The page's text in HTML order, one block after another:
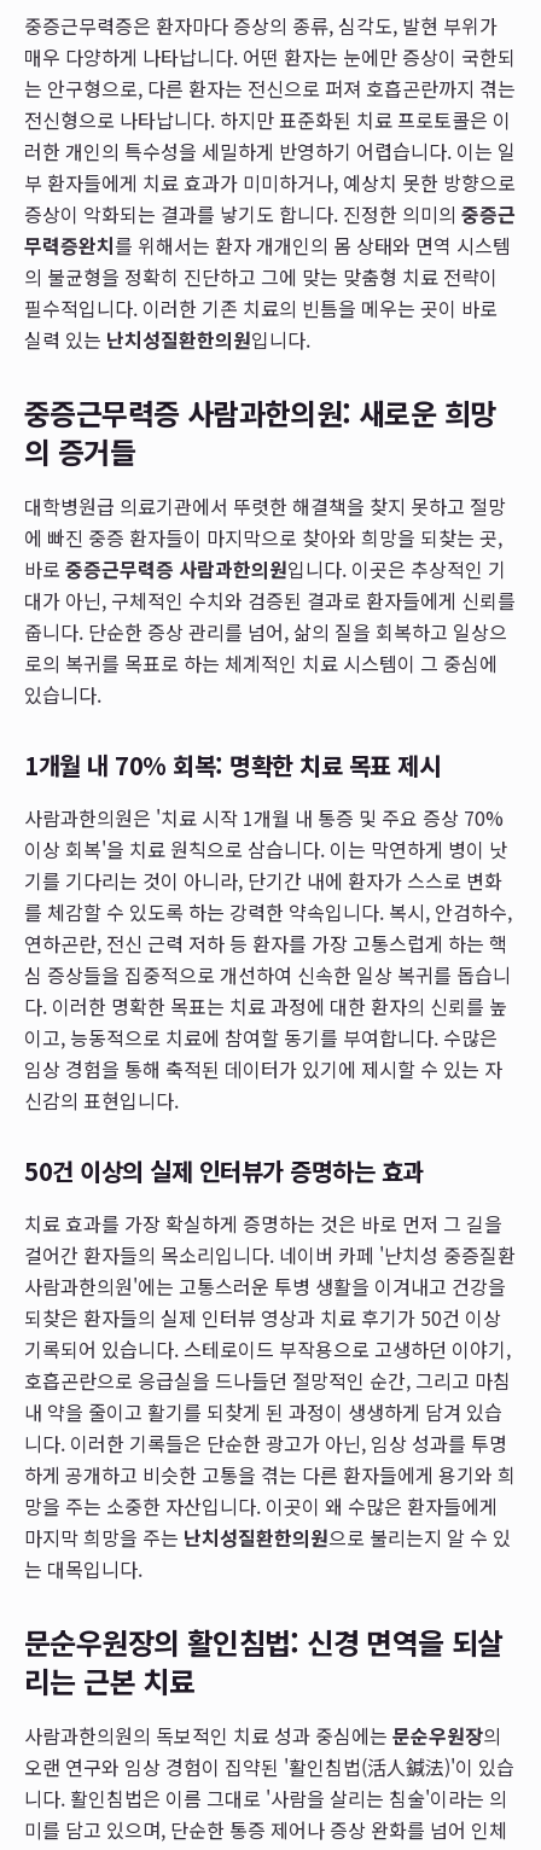
중증근무력증은 환자마다 증상의 종류, 심각도, 발현 부위가
매우 다양하게 나타납니다. 어떤 환자는 눈에만 증상이 국한되
는 안구형으로, 다른 환자는 전신으로 퍼져 호흡곤란까지 겪는
전신형으로 나타납니다. 하지만 표준화된 치료 프로토콜은 이
러한 개인의 특수성을 세밀하게 반영하기 어렵습니다. 이는 일
부 환자들에게 치료 효과가 미미하거나, 예상치 못한 방향으로
증상이 악화되는 결과를 낳기도 합니다. 진정한 의미의 중증근
무력증완치를 위해서는 환자 개개인의 몸 상태와 면역 시스템
의 불균형을 정확히 진단하고 그에 맞는 맞춤형 치료 전략이
필수적입니다. 이러한 기존 치료의 빈틈을 메우는 곳이 바로
실력 있는 난치성질환한의원입니다.
중증근무력증 사람과한의원: 새로운 희망
의 증거들
대학병원급 의료기관에서 뚜렷한 해결책을 찾지 못하고 절망
에 빠진 중증 환자들이 마지막으로 찾아와 희망을 되찾는 곳,
바로 중증근무력증 사람과한의원입니다. 이곳은 추상적인 기
대가 아닌, 구체적인 수치와 검증된 결과로 환자들에게 신뢰를
줍니다. 단순한 증상 관리를 넘어, 삶의 질을 회복하고 일상으
로의 복귀를 목표로 하는 체계적인 치료 시스템이 그 중심에
있습니다.
1개월 내 70% 회복: 명확한 치료 목표 제시
사람과한의원은 '치료 시작 1개월 내 통증 및 주요 증상 70%
이상 회복'을 치료 원칙으로 삼습니다. 이는 막연하게 병이 낫
기를 기다리는 것이 아니라, 단기간 내에 환자가 스스로 변화
를 체감할 수 있도록 하는 강력한 약속입니다. 복시, 안검하수,
연하곤란, 전신 근력 저하 등 환자를 가장 고통스럽게 하는 핵
심 증상들을 집중적으로 개선하여 신속한 일상 복귀를 돕습니
다. 이러한 명확한 목표는 치료 과정에 대한 환자의 신뢰를 높
이고, 능동적으로 치료에 참여할 동기를 부여합니다. 수많은
임상 경험을 통해 축적된 데이터가 있기에 제시할 수 있는 자
신감의 표현입니다.
50건 이상의 실제 인터뷰가 증명하는 효과
치료 효과를 가장 확실하게 증명하는 것은 바로 먼저 그 길을
걸어간 환자들의 목소리입니다. 네이버 카페 '난치성 중증질환
사람과한의원'에는 고통스러운 투병 생활을 이겨내고 건강을
되찾은 환자들의 실제 인터뷰 영상과 치료 후기가 50건 이상
기록되어 있습니다. 스테로이드 부작용으로 고생하던 이야기,
호흡곤란으로 응급실을 드나들던 절망적인 순간, 그리고 마침
내 약을 줄이고 활기를 되찾게 된 과정이 생생하게 담겨 있습
니다. 이러한 기록들은 단순한 광고가 아닌, 임상 성과를 투명
하게 공개하고 비슷한 고통을 겪는 다른 환자들에게 용기와 희
망을 주는 소중한 자산입니다. 이곳이 왜 수많은 환자들에게
마지막 희망을 주는 난치성질환한의원으로 불리는지 알 수 있
는 대목입니다.
문순우원장의 활인침법: 신경 면역을 되살
리는 근본 치료
사람과한의원의 독보적인 치료 성과 중심에는 문순우원장의
오랜 연구와 임상 경험이 집약된 '활인침법(活人鍼法)'이 있습
니다. 활인침법은 이름 그대로 '사람을 살리는 침술'이라는 의
미를 담고 있으며, 단순한 통증 제어나 증상 완화를 넘어 인체